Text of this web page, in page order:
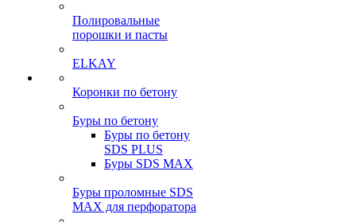
Полировальные
порошки и пасты
ELKAY
Коронки по бетону
Буры по бетону
Буры по бетону
SDS PLUS
Буры SDS MAX
Буры проломные SDS
MAX для перфоратора